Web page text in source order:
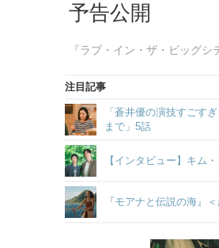
予告公開
『ラブ・イン・ザ・ビッグ
注目記事
「蒼井優の演技すごす
まで」5話
【インタビュー】キム
『モアナと伝説の海』